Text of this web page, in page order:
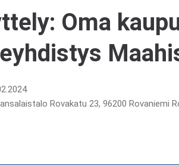
Oma
Rovakatu 23, 96200 Rovaniemi